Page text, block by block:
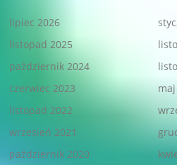
lipiec 2026
listopad 2025
październik 2024
czerwiec 2023
listopad 2022
wrzesień 2021
październik 2020